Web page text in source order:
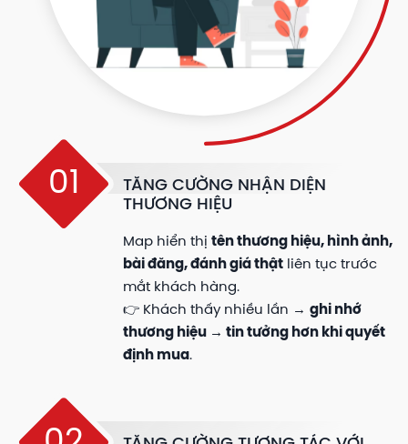
01
TĂNG CƯỜNG NHẬN DIỆN
THƯƠNG HIỆU
Map hiển thị tên thương hiệu, hình ảnh,
bài đăng, đánh giá thật liên tục trước
mắt khách hàng.
👉 Khách thấy nhiều lần → ghi nhớ
thương hiệu → tin tưởng hơn khi quyết
định mua.